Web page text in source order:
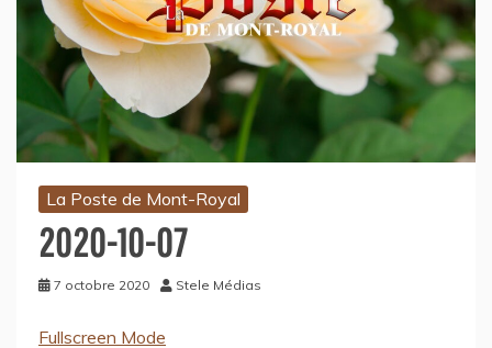
La Poste de Mont-Royal
2020-10-07
7 octobre 2020 Stele Médias
Fullscreen Mode